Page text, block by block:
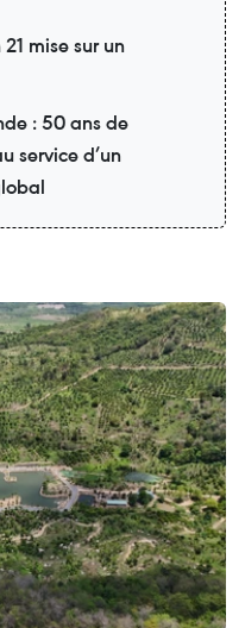
mise sur un
: 50 ans de
service d’un